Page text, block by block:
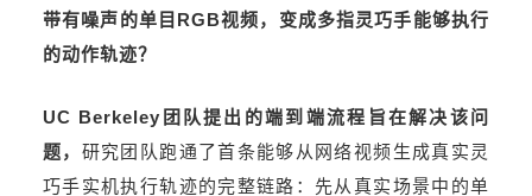
带有噪声的单目RGB视频，变成多指灵巧手能够执行
的动作轨迹？
UC Berkeley团队提出的端到端流程旨在解决该问
题， 研究团队跑通了首条能够从网络视频生成真实灵
巧手实机执行轨迹的完整链路：先从真实场景中的单